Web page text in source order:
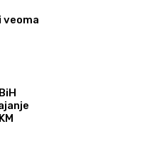
veoma